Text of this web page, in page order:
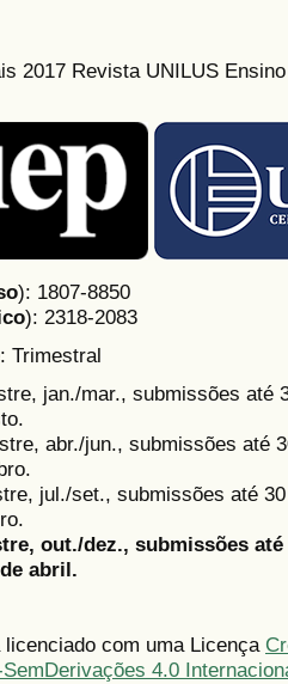
2017 Revista UNILUS
): 1807-8850
): 2318-2083
: Trimestral
jan./mar., submissões até
abr./jun., submissões até
jul./set., submissões até
out./dez., submissões
abril.
com uma Licença
4.0